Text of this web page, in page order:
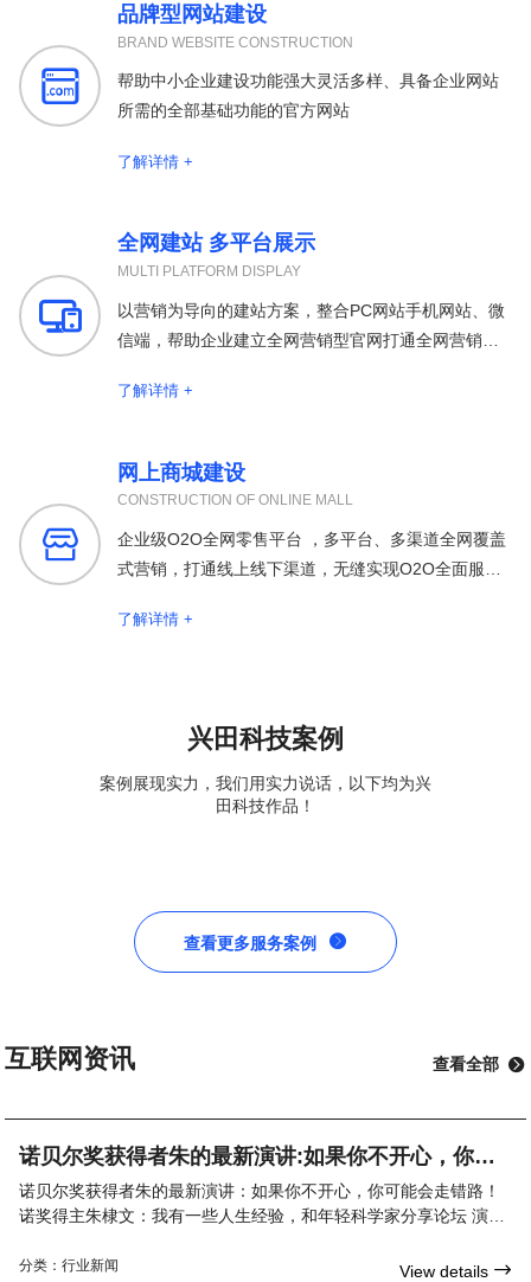

品牌型网站建设
BRAND WEBSITE CONSTRUCTION
帮助中小企业建设功能强大灵活多样、具备企业网站
所需的全部基础功能的官方网站
了解详情 +

全网建站 多平台展示
MULTI PLATFORM DISPLAY
以营销为导向的建站方案，整合PC网站手机网站、微
信端，帮助企业建立全网营销型官网打通全网营销渠
了解详情 +

网上商城建设
CONSTRUCTION OF ONLINE MALL
企业级O2O全网零售平台 ，多平台、多渠道全网覆盖
式营销，打通线上线下渠道，无缝实现O2O全面服务
了解详情 +
兴田科技案例
案例展现实力，我们用实力说话，以下均为兴
田科技作品！
查看更多服务案例 
互联网资讯 查看全部 
诺贝尔奖获得者朱的最新演讲:如果你不开心，你可
能会走错路！
诺贝尔奖获得者朱的最新演讲：如果你不开心，你可能会走错路！
诺奖得主朱棣文：我有一些人生经验，和年轻科学家分享论坛 演讲
分类： 行业新闻 View details 